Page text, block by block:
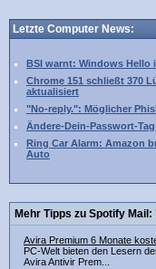
Letzte Computer News:
BSI warnt: Windows Hello
Chrome 151 schließt 370
aktualisiert
"No-reply.": Möglicher
Ändere-Dein-Passwort-
Ring Car Alarm: Amazon
Auto
Mehr Tipps zu Spotify
Avira Premium 6 Monate
PC-Welt bieten den Lesern
Avira Antivir Prem...